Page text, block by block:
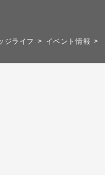
ジライフ イベント情報